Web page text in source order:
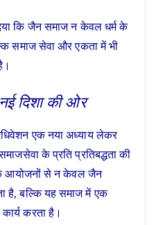
कि जैन समाज न केवल धर्म के
समाज सेवा और एकता में भी
दिशा की ओर
एक नया अध्याय लेकर
के प्रति प्रतिबद्धता की
आयोजनों से न केवल जैन
है, बल्कि यह समाज में एक
करता है।